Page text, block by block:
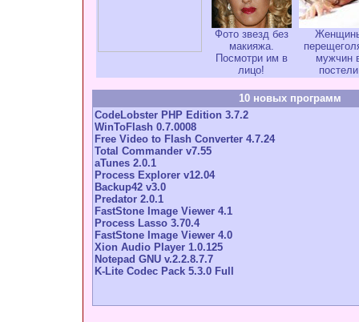
Фото звезд без
макияжа.
Посмотри им в
лицо!
мужчин
постели
10 новых программ
CodeLobster PHP Edition 3.7.2
WinToFlash 0.7.0008
Free Video to Flash Converter 4.7.24
Total Commander v7.55
aTunes 2.0.1
Process Explorer v12.04
Backup42 v3.0
Predator 2.0.1
FastStone Image Viewer 4.1
Process Lasso 3.70.4
FastStone Image Viewer 4.0
Xion Audio Player 1.0.125
Notepad GNU v.2.2.8.7.7
K-Lite Codec Pack 5.3.0 Full